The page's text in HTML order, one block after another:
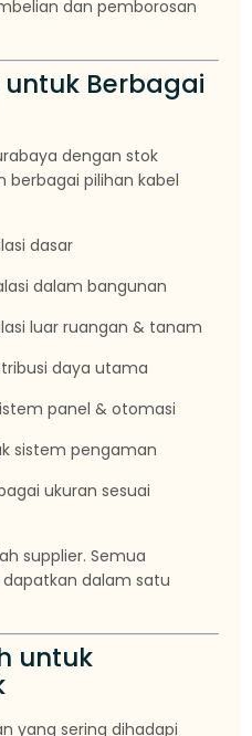
dan pemborosan
Berbagai
dengan stok
berbagai pilihan kabel
dasar
dalam bangunan
luar ruangan & tanam
daya utama
panel & otomasi
sistem pengaman
ukuran sesuai
supplier. Semua
dalam satu
untuk
yang sering dihadapi